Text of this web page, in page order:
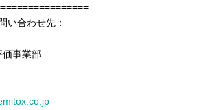
い合わせ先：
価事業部